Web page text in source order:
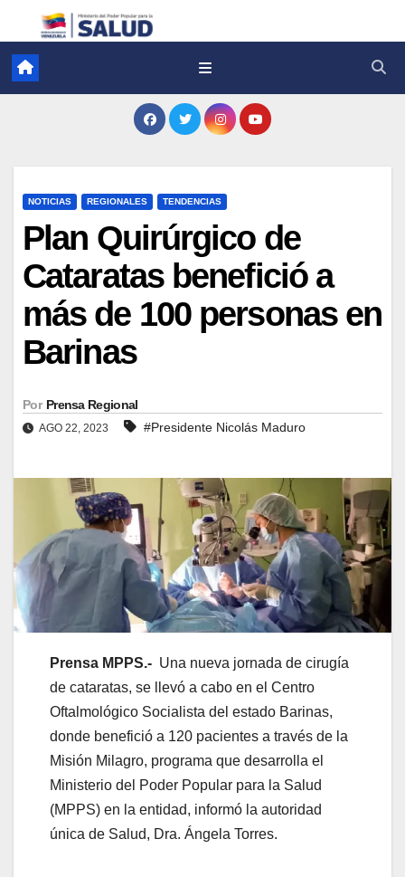
NOTICIAS REGIONALES TENDENCIAS
Plan Quirúrgico de
Cataratas benefició a
más de 100 personas en
Barinas
Por Prensa Regional
AGO 22, 2023 #Presidente Nicolás Maduro
Prensa MPPS.- Una nueva jornada de cirugía
de cataratas, se llevó a cabo en el Centro
Oftalmológico Socialista del estado Barinas,
donde benefició a 120 pacientes a través de la
Misión Milagro, programa que desarrolla el
Ministerio del Poder Popular para la Salud
(MPPS) en la entidad, informó la autoridad
única de Salud, Dra. Ángela Torres.